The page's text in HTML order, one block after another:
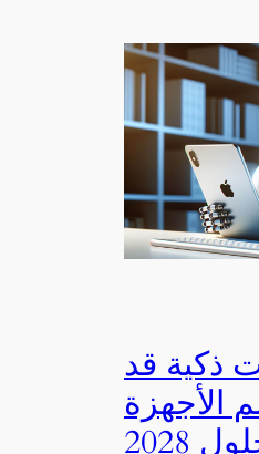
ذكية قد
الأجهزة
2028